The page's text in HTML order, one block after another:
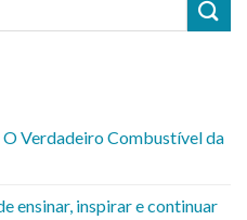
Verdadeiro Combustível da
ensinar, inspirar e continuar